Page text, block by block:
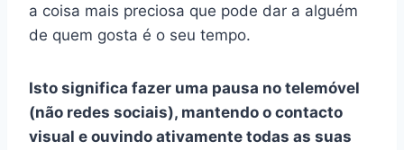
a coisa mais preciosa que pode dar a alguém
de quem gosta é o seu tempo.
Isto significa fazer uma pausa no telemóvel
(não redes sociais), mantendo o contacto
visual e ouvindo ativamente todas as suas